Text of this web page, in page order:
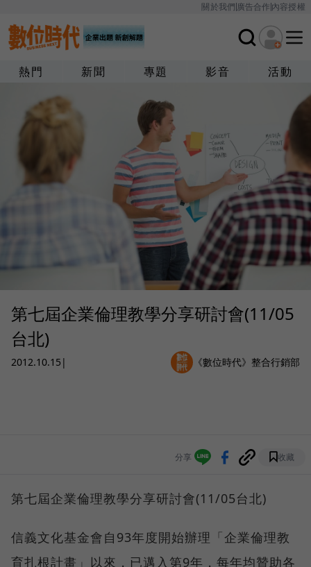
關於我們廣告合作內容授權
熱門 新聞 專題 影音 活動
第七屆企業倫理教學分享研討會(11/05
台北)
2012.10.15 | 《數位時代》整合行銷部
分享 收藏
第七屆企業倫理教學分享研討會(11/05台北)
信義文化基金會自93年度開始辦理「企業倫理教
育扎根計畫」以來，已邁入第9年，每年均贊助各